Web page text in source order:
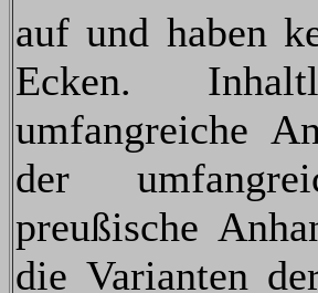
auf und haben
Ecken.
umfangreiche
der
preußische
die Varianten